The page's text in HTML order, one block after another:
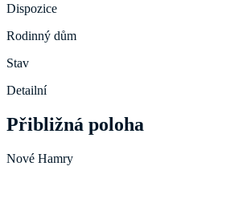
Dispozice
Rodinný dům
Stav
Detailní
Přibližná poloha
Nové Hamry